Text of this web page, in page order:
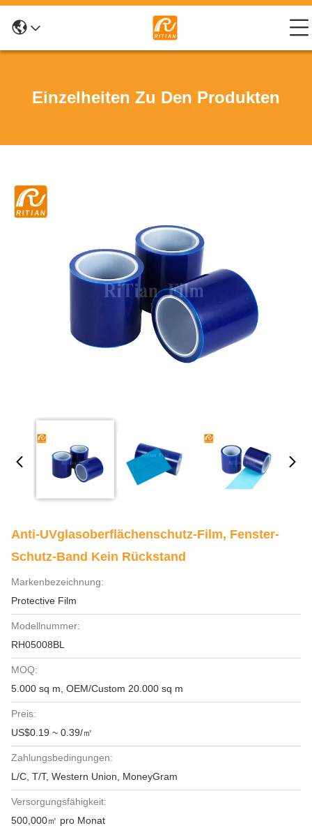
Einzelheiten Zu Den Produkten
Anti-UVglasoberflächenschutz-Film, Fenster-
Schutz-Band Kein Rückstand
Markenbezeichnung:
Protective Film
Modellnummer:
RH05008BL
MOQ:
5.000 sq m, OEM/Custom 20.000 sq m
Preis:
US$0.19 ~ 0.39/㎡
Zahlungsbedingungen:
L/C, T/T, Western Union, MoneyGram
Versorgungsfähigkeit:
500,000㎡ pro Monat